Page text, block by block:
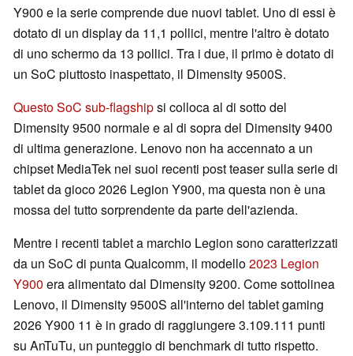
Y900 e la serie comprende due nuovi tablet. Uno di essi è
dotato di un display da 11,1 pollici, mentre l'altro è dotato
di uno schermo da 13 pollici. Tra i due, il primo è dotato di
un SoC piuttosto inaspettato, il Dimensity 9500S.
Questo SoC sub-flagshipsi colloca al di sotto del
Dimensity 9500 normale e al di sopra del Dimensity 9400
di ultima generazione. Lenovo non ha accennato a un
chipset MediaTek nei suoi recenti post teaser sulla serie di
tablet da gioco 2026 Legion Y900, ma questa non è una
mossa del tutto sorprendente da parte dell'azienda.
Mentre i recenti tablet a marchio Legion sono caratterizzati
da un SoC di punta Qualcomm, il modello2023 Legion
Y900 era alimentato dal Dimensity 9200. Come sottolinea
Lenovo, il Dimensity 9500S all'interno del tablet gaming
2026 Y900 11 è in grado di raggiungere 3.109.111 punti
su AnTuTu, un punteggio di benchmark di tutto rispetto.